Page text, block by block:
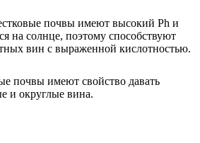
почвы имеют высокий Ph и
на солнце, поэтому способствуют
вин с выраженной кислотностью.
почвы имеют свойство давать
и округлые вина.